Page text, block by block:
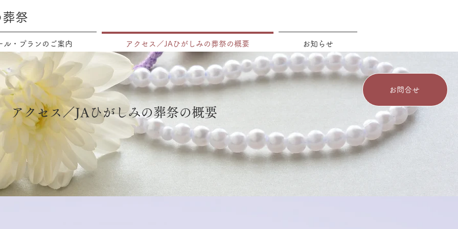
お問合せ
祭
ル・プランのご案内 アクセス／JAひがしみの葬祭の概要 お知らせ
アクセス／JAひがしみの葬祭の概要